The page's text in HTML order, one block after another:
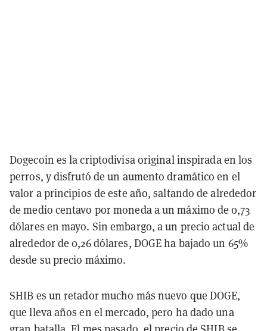
Dogecoin es la criptodivisa original inspirada en los
perros, y disfrutó de un aumento dramático en el
valor a principios de este año, saltando de alrededor
de medio centavo por moneda a un máximo de 0,73
dólares en mayo. Sin embargo, a un precio actual de
alrededor de 0,26 dólares, DOGE ha bajado un 65%
desde su precio máximo.
SHIB es un retador mucho más nuevo que DOGE,
que lleva años en el mercado, pero ha dado una